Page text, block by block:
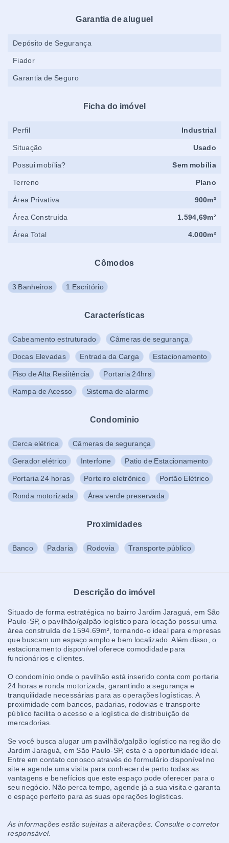
Cômodos
3 Banheiros 1 Escritório
Características
Cabeamento estruturado Câmeras de segurança
Docas Elevadas Entrada da Carga Estacionamento
Piso de Alta Resiitência Portaria 24hrs
Rampa de Acesso Sistema de alarme
Condomínio
Cerca elétrica Câmeras de segurança
Gerador elétrico Interfone Patio de Estacionamento
Portaria 24 horas Porteiro eletrônico Portão Elétrico
Ronda motorizada Área verde preservada
Proximidades
Banco Padaria Rodovia Transporte público
Descrição do imóvel
Situado de forma estratégica no bairro Jardim Jaraguá, em São
Paulo-SP, o pavilhão/galpão logístico para locação possui uma
área construída de 1594.69m², tornando-o ideal para empresas
que buscam um espaço amplo e bem localizado. Além disso, o
estacionamento disponível oferece comodidade para
funcionários e clientes.
O condomínio onde o pavilhão está inserido conta com portaria
24 horas e ronda motorizada, garantindo a segurança e
tranquilidade necessárias para as operações logísticas. A
proximidade com bancos, padarias, rodovias e transporte
público facilita o acesso e a logística de distribuição de
mercadorias.
Se você busca alugar um pavilhão/galpão logístico na região do
Jardim Jaraguá, em São Paulo-SP, esta é a oportunidade ideal.
Entre em contato conosco através do formulário disponível no
site e agende uma visita para conhecer de perto todas as
vantagens e benefícios que este espaço pode oferecer para o
seu negócio. Não perca tempo, agende já a sua visita e garanta
o espaço perfeito para as suas operações logísticas.
As informações estão sujeitas a alterações. Consulte o corretor
responsável.
Garantia de aluguel
Depósito de Segurança
Fiador
Garantia de Seguro
Ficha do imóvel
Perfil Industrial
Situação Usado
Possui mobília? Sem mobília
Terreno Plano
Área Privativa 900m²
Área Construída 1.594,69m²
Área Total 4.000m²